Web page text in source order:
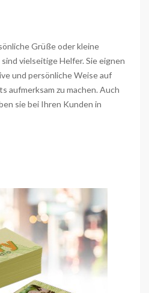
Grüße oder kleine
vielseitige Helfer. Sie eignen
und persönliche Weise auf
aufmerksam zu machen. Auch
sie bei Ihren Kunden in